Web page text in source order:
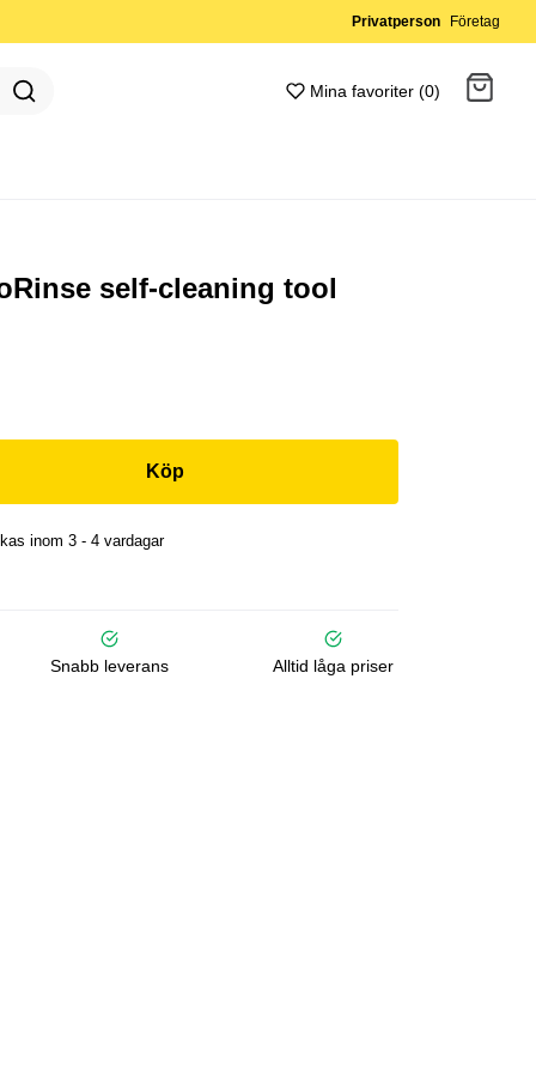
Privatperson Företag
Mina favoriter (0)
self-cleaning tool
Köp
inom 3 - 4 vardagar
Snabb leverans Alltid låga priser